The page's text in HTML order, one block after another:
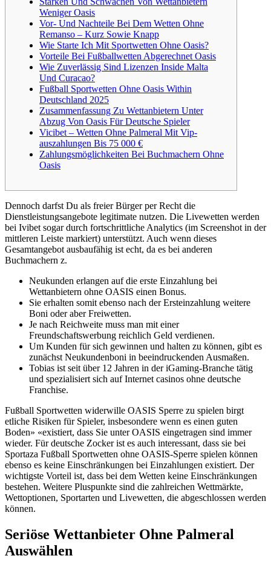
Weniger Oasis
Vor- Und Nachteile Bei Dem Wetten Ohne
Remanso – Kurz Sowie Knapp
Wie Starte Ich Mit Sportwetten Ohne Oasis?
Vorteile Bei Fußballwetten Abgerechnet Oasis
Wie Zuverlässig Sind Lizenzen Inside Malta
Und Curacao?
Fußball Sportwetten Ohne Oasis Within
Deutschland 2025
Zusammenfassung Zu Wettanbietern Unter
Abzug Von Oasis Für Deutsche Spieler
Vicibet – Wetten Ohne Palmeral Mit Vip-
auszahlungen Bis 75 000 €
Zahlungsmöglichkeiten Bei Buchmachern Ohne
Oasis
Dennoch darfst Du als freier Bürger per Recht die
Dienstleistungsangebote legitimate nutzen. Die Livewetten werden
bei Ivibet sogar durch fortschrittliche Analytics (im Screenshot in der
mittleren Leiste markiert) unterstützt. Auch wenn dieses
Gesamtangebot ausbaufähig ist echt, da es bei anderen
Buchmachern z.
Neukunden erlangen auf die erste Einzahlung bei
Wettanbietern ohne OASIS einen Bonus.
Sie erhalten somit ebenso nach der Ersteinzahlung weitere
Boni oder aber Freiwetten.
Je nach Reichweite muss man mit einer
Freundschaftswerbung reichlich Geld verdienen.
Um Kunden für sich gewinnen und halten zu können, gibt es
zunächst Neukundenboni in beeindruckenden Ausmaßen.
Tobias ist seit über 12 Jahren in der iGaming-Branche tätig
und spezialisiert sich auf Internet casinos ohne deutsche
Franchise.
Fußball Sportwetten widerwille OASIS Sperre zu spielen birgt
etliche Risiken für Spieler, insbesondere wenn es einen guten
Boden» «existiert, dass Sie unter OASIS eingetragen sind immer
wieder. Für deutsche Zocker ist es auch interessant, dass sie bei
Sportaza Fußball Sportwetten ohne OASIS-Sperre spielen können
ebenso es keine Einschränkungen bei Einzahlungen existiert. Der
wichtigste Vorteil ist, dass bei dem Wetten keine Einschränkungen
bestehen. Weitere Pluspunkte sind die zahlreichen Wettmärkte,
Wettoptionen, Sportarten und Livewetten, die abgeschlossen werden
können.
Seriöse Wettanbieter Ohne Palmeral
Auswählen